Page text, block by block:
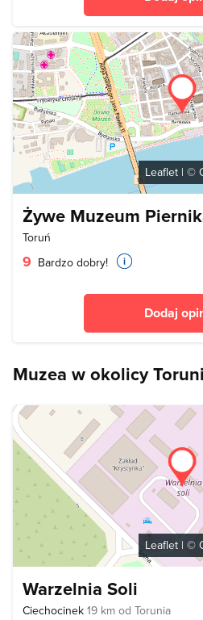
Leaflet | ©
Żywe Muzeum
Toruń
9 Bardzo dobry!
Dodaj
Muzea w okolicy
Leaflet | ©
Warzelnia Soli
Ciechocinek 19 km od Torunia